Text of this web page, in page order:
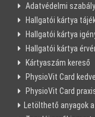
Adatvédelmi
Hallgatói kártya
Hallgatói kártya
Hallgatói kártya
Kártyaszám kereső
PhysioVit Card
PhysioVit Card
Letölthető anyagok